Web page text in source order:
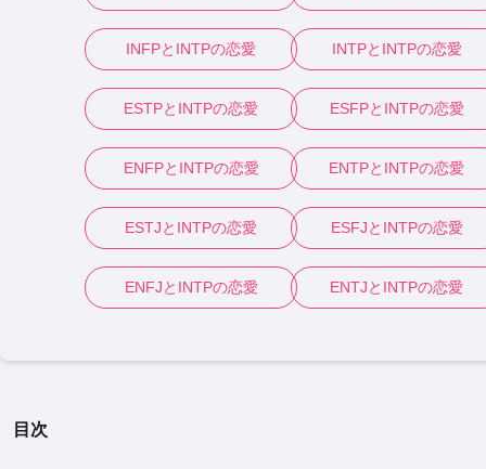
INFPと INTPの恋愛 INTPと INTPの恋愛
ESTPと INTPの恋愛 ESFPと INTPの恋愛
ENFPと INTPの恋愛 ENTPと INTPの恋愛
ESTJと INTPの恋愛 ESFJと INTPの恋愛
ENFJと INTPの恋愛 ENTJと INTPの恋愛
目次